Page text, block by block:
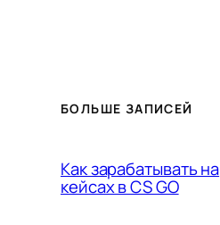
БОЛЬШЕ ЗАПИСЕЙ
Как зарабатывать на
кейсах в CS GO